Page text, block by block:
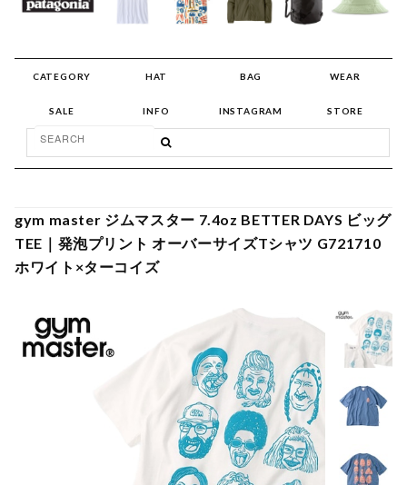
CATEGORY HAT BAG WEAR
SALE INFO INSTAGRAM STORE
gym master ジムマスター 7.4oz BETTER DAYS ビッグ
TEE｜発泡プリント オーバーサイズTシャツ G721710
ホワイト×ターコイズ